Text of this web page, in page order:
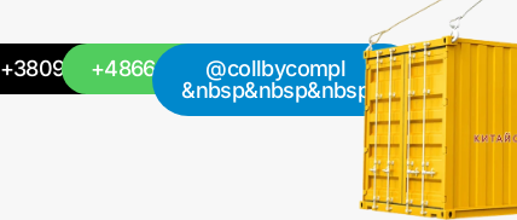
+380949501115+48668439709@collbycompl
&nbsp&nbsp&nbsp